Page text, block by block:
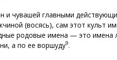
и чувашей главными
(восясь), сам этот культ
родовые имена — это имена
а по ее воршуду9.